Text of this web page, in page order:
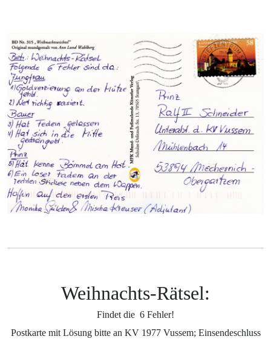
Weihnachts-Rätsel:
Findet die 6 Fehler!
Postkarte mit Lösung bitte an KV 1977 Vussem; Einsendeschluss